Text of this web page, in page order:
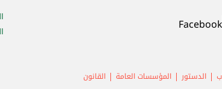
الدستور المؤسسات العامة القانون